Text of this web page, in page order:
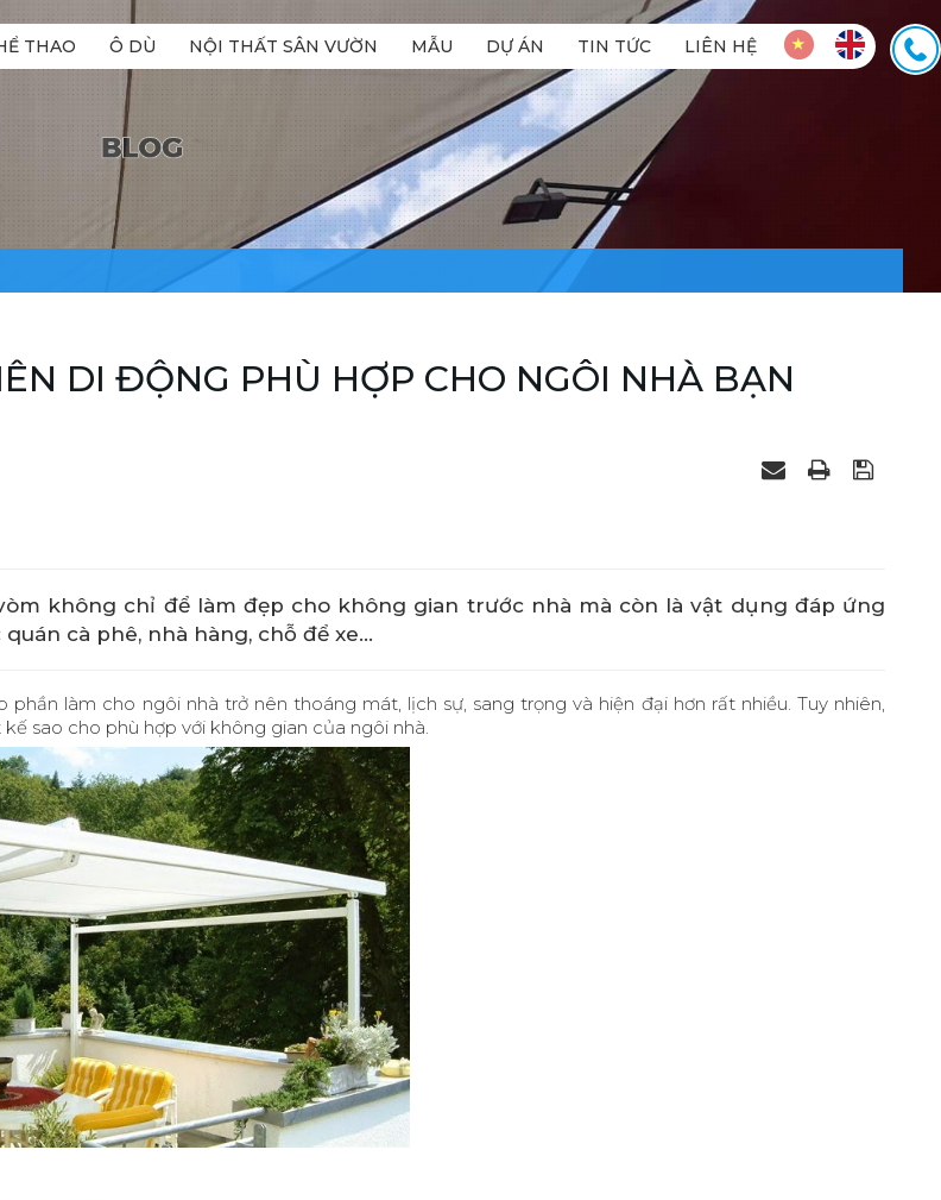
THAO Ô DÙ NỘI THẤT SÂN VƯỜN MẪU DỰ ÁN TIN TỨC LIÊN HỆ
DI ĐỘNG PHÙ HỢP CHO NGÔI NHÀ BẠN
không chỉ để làm đẹp cho không gian trước nhà mà còn là vật dụng đáp ứng
cà phê, nhà hàng, chỗ để xe…
làm cho ngôi nhà trở nên thoáng mát, lịch sự, sang trọng và hiện đại hơn rất nhiều. Tuy nhiên,
sao cho phù hợp với không gian của ngôi nhà.